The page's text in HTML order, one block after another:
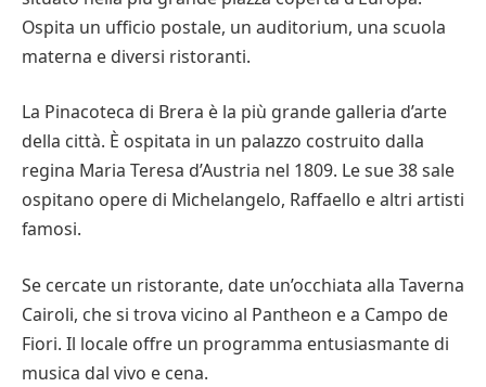
Ospita un ufficio postale, un auditorium, una scuola
materna e diversi ristoranti.
La Pinacoteca di Brera è la più grande galleria d’arte
della città. È ospitata in un palazzo costruito dalla
regina Maria Teresa d’Austria nel 1809. Le sue 38 sale
ospitano opere di Michelangelo, Raffaello e altri artisti
famosi.
Se cercate un ristorante, date un’occhiata alla Taverna
Cairoli, che si trova vicino al Pantheon e a Campo de
Fiori. Il locale offre un programma entusiasmante di
musica dal vivo e cena.